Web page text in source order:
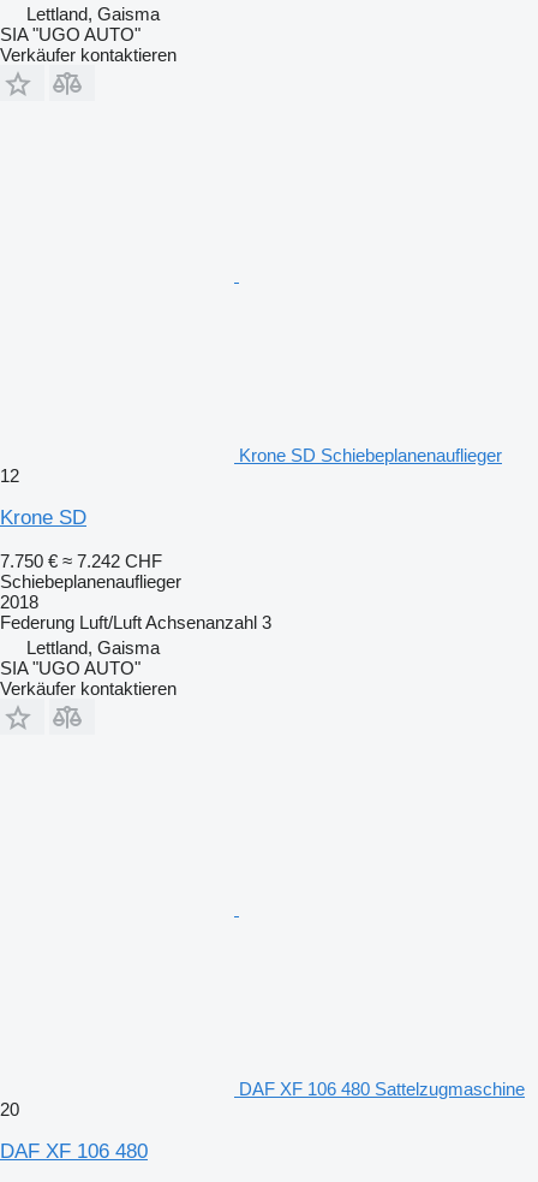
Lettland, Gaisma
SIA "UGO AUTO"
Verkäufer kontaktieren
Krone SD Schiebeplanenauflieger
12
Krone SD
7.750 € ≈ 7.242 CHF
Schiebeplanenauflieger
2018
Federung Luft/LuftAchsenanzahl 3
Lettland, Gaisma
SIA "UGO AUTO"
Verkäufer kontaktieren
DAF XF 106 480 Sattelzugmaschine
20
DAF XF 106 480